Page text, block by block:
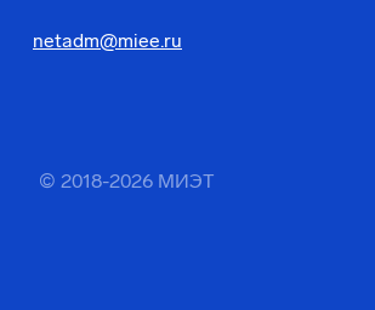
netadm@miee.ru
© 2018-2026 МИЭТ